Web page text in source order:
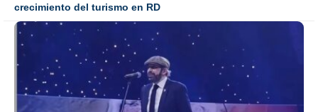
crecimiento del turismo en RD